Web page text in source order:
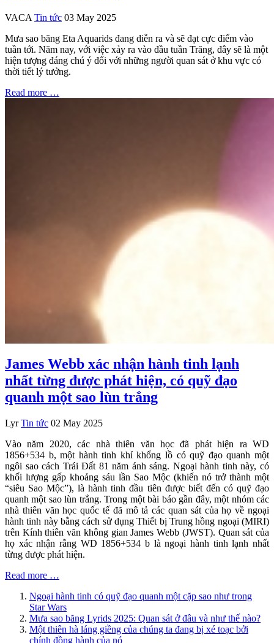
VACA Tin tức 03 May 2025
Mưa sao băng Eta Aquarids đang diễn ra và sẽ đạt cực điểm vào
tuần tới. Năm nay, với việc xảy ra vào đầu tuần Trăng, đây sẽ là một
hiện tượng đáng chú ý đối với những người quan sát ở khu vực có
thời tiết lý tưởng.
Read more …
James Webb xác nhận hành tinh lạnh
nhất từng được phát hiện, có quỹ đạo
quanh một sao lùn trắng
Lyr Tin tức 02 May 2025
Vào năm 2020, các nhà thiên văn học đã phát hiện ra WD
1856+534 b, một hành tinh khí khổng lồ có quỹ đạo quanh một
ngôi sao cách Trái Đất 81 năm ánh sáng. Ngoại hành tinh này, có
khối lượng gấp khoảng sáu lần Sao Mộc (khiến nó trở thành một
“siêu Sao Mộc”), là hành tinh đầu tiên được biết đến có quỹ đạo
quanh một sao lùn trắng. Trong một bài báo gần đây, một nhóm các
nhà thiên văn học quốc tế đã mô tả các quan sát của họ về ngoại
hành tinh này bằng cách sử dụng Thiết bị Trung hồng ngoại (MIRI)
trên Kính thiên văn không gian James Webb (JWST). Quan sát của
họ xác nhận rằng WD 1856+534 b là ngoại hành tinh lạnh nhất
từng được phát hiện.
Read more …
Ngoại hành tinh có quỹ đạo quanh một cặp sao như trong
Star Wars
Mưa sao băng Lyrids 2025: Quan sát ở đâu và như thế nào?
Một thiên hà láng giềng của chúng ta đang bị xé toạc bởi
chính đồng hành của nó